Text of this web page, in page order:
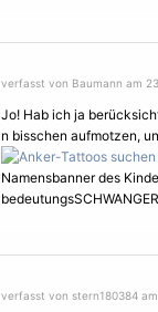
verfasst von Baumann am
Jo! Hab ich ja
n bisschen aufmotzen,
Namensbanner des
verfasst von stern180384